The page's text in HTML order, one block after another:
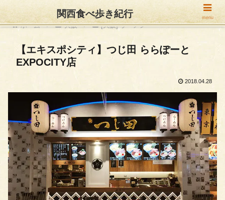
ホーム 大阪 [大阪] ラーメン
【エキスポシティ】つじ田 ららぽーと
EXPOCITY店
2018.04.28
関西食べ歩き紀行 menu